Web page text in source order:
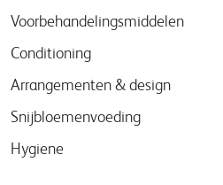
menu
Voorbehandelingsmiddelen
Conditioning
Arrangementen & design
Snijbloemenvoeding
Hygiene